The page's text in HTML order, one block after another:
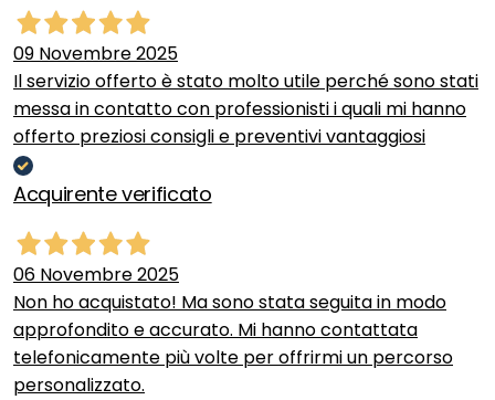
09 Novembre 2025
Il servizio offerto è stato molto utile perché sono stati
messa in contatto con professionisti i quali mi hanno
offerto preziosi consigli e preventivi vantaggiosi
Acquirente verificato
06 Novembre 2025
Non ho acquistato! Ma sono stata seguita in modo
approfondito e accurato. Mi hanno contattata
telefonicamente più volte per offrirmi un percorso
personalizzato.